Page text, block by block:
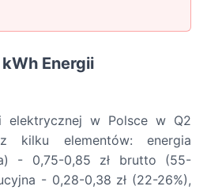
Energii
elektrycznej w Polsce w Q2
kilku elementów: energia
- 0,75-0,85 zł brutto (55-
- 0,28-0,38 zł (22-26%),